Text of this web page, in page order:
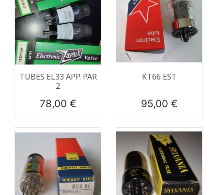
TUBES EL33 APP. PAR
2
Prix
78,00 €
KT66 EST
Prix
95,00 €